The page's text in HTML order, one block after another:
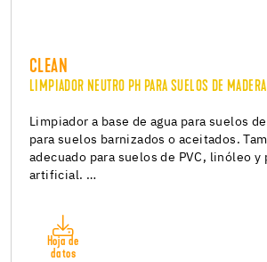
CLEAN
LIMPIADOR NEUTRO PH PARA SUELOS DE MADERA
Limpiador a base de agua para suelos
para suelos barnizados o aceitados.
adecuado para suelos de PVC, linóleo y
artificial. …
Hoja de
datos